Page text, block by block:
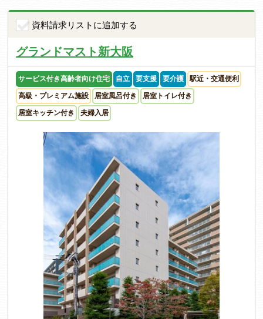
資料請求リストに追加する
グランドマスト新大阪
サービス付き高齢者向け住宅 自立 要支援 要介護 駅近・交通便利
高級・プレミアム施設 居室風呂付き 居室トイレ付き
居室キッチン付き 夫婦入居